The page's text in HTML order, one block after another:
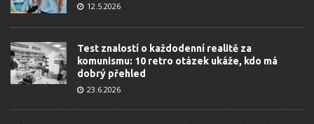
12.5.2026
Test znalostí o každodenní realitě za
komunismu: 10 retro otázek ukáže, kdo má
dobrý přehled
23.6.2026